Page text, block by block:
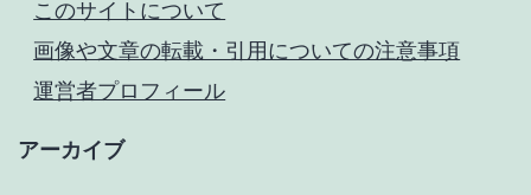
このサイトについて
画像や文章の転載・引用についての注意事項
運営者プロフィール
アーカイブ